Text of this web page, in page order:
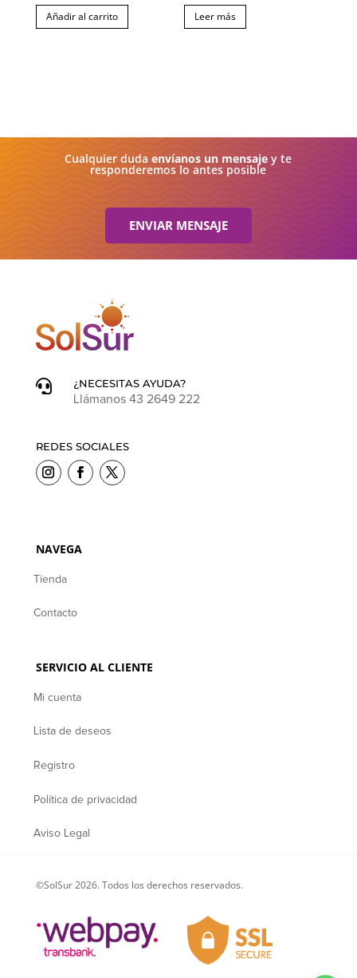
Añadir al carrito Leer más
Cualquier dudaenvíanos un mensaje y te
responderemos lo antes posible
ENVIAR MENSAJE

¿NECESITAS AYUDA?
Llámanos 43 2649 222
REDES SOCIALES
NAVEGA
Tienda
Contacto
SERVICIO AL CLIENTE
Mi cuenta
Lista de deseos
Registro
Política de privacidad
Aviso Legal
©SolSur 2026. Todos los derechos reservados.